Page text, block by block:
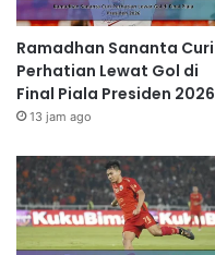
Ramadhan Sananta Curi
Perhatian Lewat Gol di
Final Piala Presiden 2026
13 jam ago